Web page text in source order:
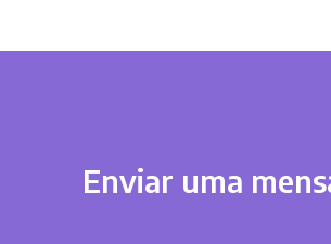
Enviar uma